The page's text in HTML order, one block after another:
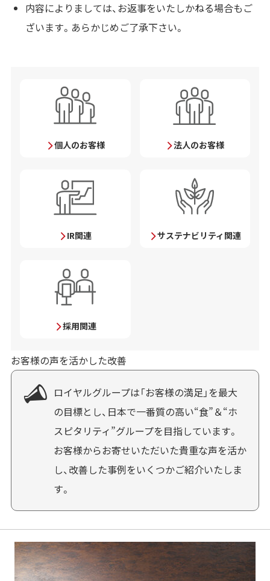
内容によりましては、お返事をいたしかねる場合もご
ざいます。あらかじめご了承下さい。
個人のお客様 法人のお客様
IR関連 サステナビリティ関連
採用関連
お客様の声を活かした改善
ロイヤルグループは「お客様の満足」を最大
の目標とし、日本で一番質の高い“食”＆“ホ
スピタリティ”グループを目指しています。
お客様からお寄せいただいた貴重な声を活か
し、改善した事例をいくつかご紹介いたしま
す。